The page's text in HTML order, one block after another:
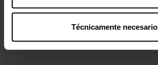
Técnicamente necesario